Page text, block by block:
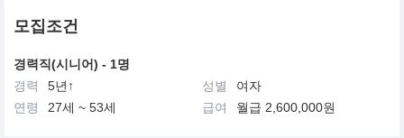
모집조건
경력직(시니어) - 1명
경력
5년↑ 성별
여자
연령
27세 ~ 53세 급여 월급 2,600,000원